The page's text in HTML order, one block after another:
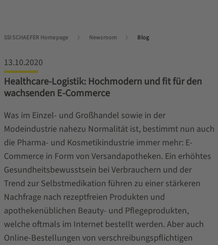
SSI SCHAEFER Homepage Newsroom Blog
13.10.2020
Healthcare-Logistik: Hochmodern und fit für den
wachsenden E-Commerce
Was im Einzel- und Großhandel sowie in der
Modeindustrie nahezu Normalität ist, bestimmt nun auch
die Pharma- und Kosmetikindustrie immer mehr: E-
Commerce in Form von Versandapotheken. Ein erhöhtes
Gesundheitsbewusstsein bei Verbrauchern und der
Trend zur Selbstmedikation führen zu einer stärkeren
Nachfrage nach rezeptfreien Produkten und
apothekenüblichen Beauty- und Pflegeprodukten,
welche oftmals im Internet bestellt werden. Aber auch
Online-Bestellungen von verschreibungspflichtigen